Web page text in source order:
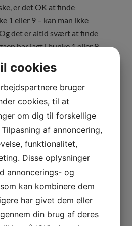
er det OK at finde
1 eller 9 – kan man ikke
det er altid svært at finde
har lagt i bunke 1 eller 9.
13 12eller skriv
til os,
mere.
dig vores nyhedsbrevHER
tips og gode ideer.
med eller uden
I SALGET KUNDEBASEN
cookies
bruger
cookies, til at
om dig til forskellige
af annoncering,
funktionalitet,
Disse oplysninger
annoncerings- og
kan kombinere dem
har givet dem eller
din brug af deres